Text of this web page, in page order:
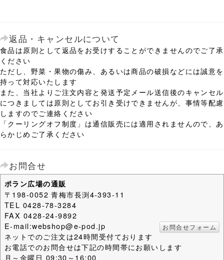
返品・キャンセルについて
食品は原則として返品をお受けすることができませんのでご了承
ください
ただし、野菜・果物の傷み、あるいは商品の破損などには誠意を
持って対応いたします
また、当社よりご注文内容と発送予定メール送信後のキャンセル
につきましては原則としてお引き受けできませんが、事情等配慮
しますのでご連絡ください
「クーリングオフ制度」は通信販売には適用されませんので、あ
らかじめご了承ください
お問合せ
ポラン広場の通販
〒198-0052 青梅市長渕4-393-11
TEL 0428-78-3284
FAX 0428-24-9892
E-mail:webshop@e-pod.jp
お問合せフォーム
ネットでのご注文は24時間受付ております
お電話でのお問合せは下記の時間帯にお願いします
月～金曜日 09:30～16:00